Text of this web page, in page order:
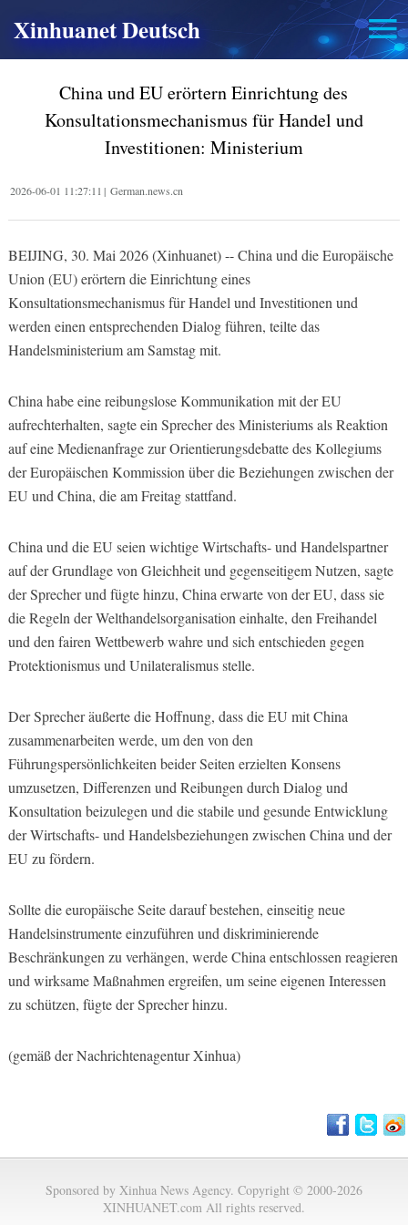
Xinhuanet Deutsch
China und EU erörtern Einrichtung des
Konsultationsmechanismus für Handel und
Investitionen: Ministerium
2026-06-01 11:27:11 | German.news.cn
BEIJING, 30. Mai 2026 (Xinhuanet) -- China und die Europäische
Union (EU) erörtern die Einrichtung eines
Konsultationsmechanismus für Handel und Investitionen und
werden einen entsprechenden Dialog führen, teilte das
Handelsministerium am Samstag mit.
China habe eine reibungslose Kommunikation mit der EU
aufrechterhalten, sagte ein Sprecher des Ministeriums als Reaktion
auf eine Medienanfrage zur Orientierungsdebatte des Kollegiums
der Europäischen Kommission über die Beziehungen zwischen der
EU und China, die am Freitag stattfand.
China und die EU seien wichtige Wirtschafts- und Handelspartner
auf der Grundlage von Gleichheit und gegenseitigem Nutzen, sagte
der Sprecher und fügte hinzu, China erwarte von der EU, dass sie
die Regeln der Welthandelsorganisation einhalte, den Freihandel
und den fairen Wettbewerb wahre und sich entschieden gegen
Protektionismus und Unilateralismus stelle.
Der Sprecher äußerte die Hoffnung, dass die EU mit China
zusammenarbeiten werde, um den von den
Führungspersönlichkeiten beider Seiten erzielten Konsens
umzusetzen, Differenzen und Reibungen durch Dialog und
Konsultation beizulegen und die stabile und gesunde Entwicklung
der Wirtschafts- und Handelsbeziehungen zwischen China und der
EU zu fördern.
Sollte die europäische Seite darauf bestehen, einseitig neue
Handelsinstrumente einzuführen und diskriminierende
Beschränkungen zu verhängen, werde China entschlossen reagieren
und wirksame Maßnahmen ergreifen, um seine eigenen Interessen
zu schützen, fügte der Sprecher hinzu.
(gemäß der Nachrichtenagentur Xinhua)
Sponsored by Xinhua News Agency. Copyright © 2000-2026
XINHUANET.com All rights reserved.